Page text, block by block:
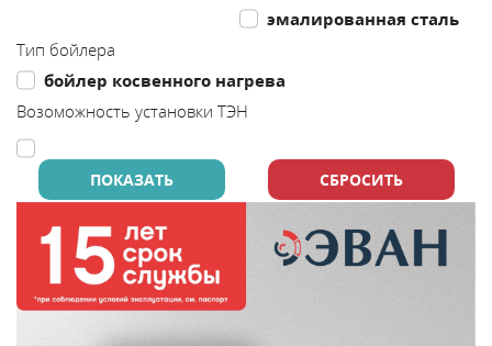
Сотрудничество
Информация
эмалированная сталь
Тип бойлера
бойлер косвенного нагрева
Возоможность установки ТЭН